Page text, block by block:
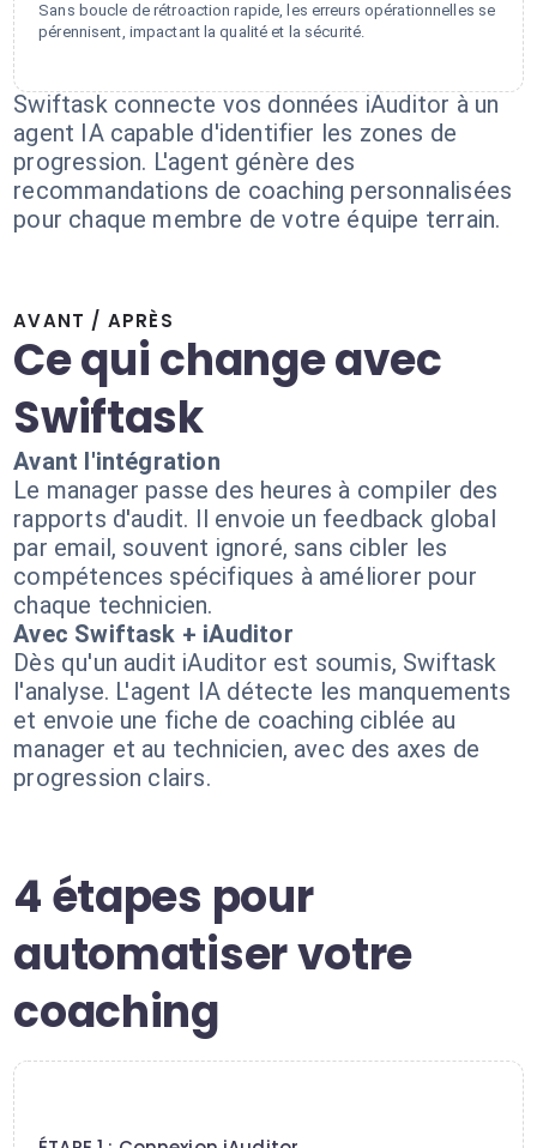
Sans boucle de rétroaction rapide, les erreurs opérationnelles se
pérennisent, impactant la qualité et la sécurité.
Swiftask connecte vos données iAuditor à un
agent IA capable d'identifier les zones de
progression. L'agent génère des
recommandations de coaching personnalisées
pour chaque membre de votre équipe terrain.
AVANT / APRÈS
Ce qui change avec
Swiftask
Avant l'intégration
Le manager passe des heures à compiler des
rapports d'audit. Il envoie un feedback global
par email, souvent ignoré, sans cibler les
compétences spécifiques à améliorer pour
chaque technicien.
Avec Swiftask + iAuditor
Dès qu'un audit iAuditor est soumis, Swiftask
l'analyse. L'agent IA détecte les manquements
et envoie une fiche de coaching ciblée au
manager et au technicien, avec des axes de
progression clairs.
4 étapes pour
automatiser votre
coaching